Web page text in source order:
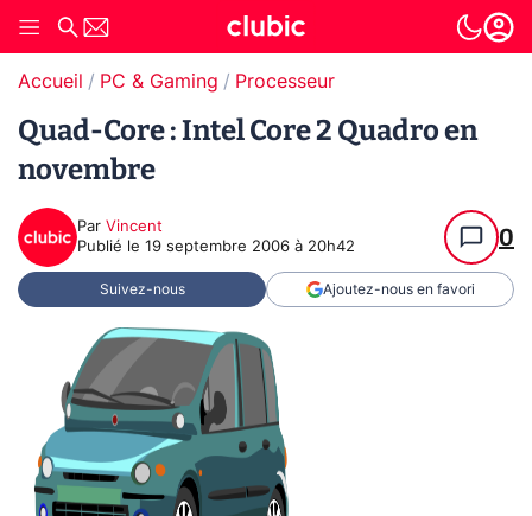
Accueil PC & Gaming Processeur
Quad-Core : Intel Core 2 Quadro en
novembre
Par Vincent
Publié le 19 septembre 2006 à 20h42 0
Suivez-nous Ajoutez-nous en favori